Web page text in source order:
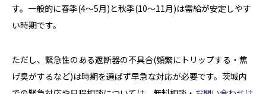
す。一般的に春季(4〜5月)と秋季(10〜11月)は需給が安定しやす
い時期です。
ただし、緊急性のある遮断器の不具合(頻繁にトリップする・焦
げ臭がするなど)は時期を選ばず早急な対応が必要です。茨城内